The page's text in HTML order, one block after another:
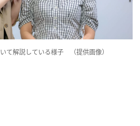
て解説している様子 （提供画像）